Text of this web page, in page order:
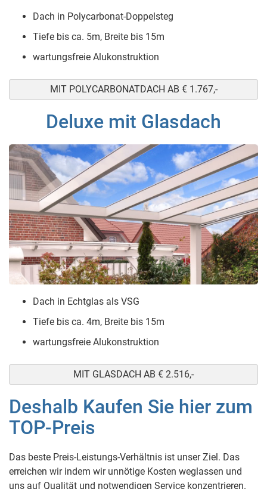
Dach in Polycarbonat-Doppelsteg
Tiefe bis ca. 5m, Breite bis 15m
wartungsfreie Alukonstruktion
MIT POLYCARBONATDACH AB € 1.767,-
Deluxe mit Glasdach
Dach in Echtglas als VSG
Tiefe bis ca. 4m, Breite bis 15m
wartungsfreie Alukonstruktion
MIT GLASDACH AB € 2.516,-
Deshalb Kaufen Sie hier zum
TOP-Preis
Das beste Preis-Leistungs-Verhältnis ist unser Ziel. Das
erreichen wir indem wir unnötige Kosten weglassen und
uns auf Qualität und notwendigen Service konzentrieren.